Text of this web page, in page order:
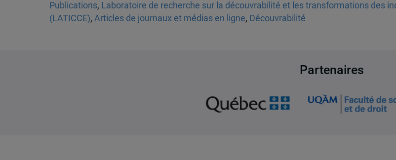
Publications, Laboratoire de recherche sur la découvrabilité et les transformations des
(LATICCE), Articles de journaux et médias en ligne, Découvrabilité
Partenaires